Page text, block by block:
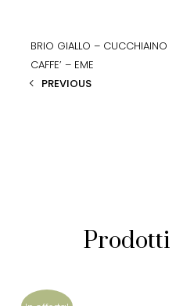
BRIO GIALLO – CUCCHIAINO
CAFFE’ – EME
PREVIOUS